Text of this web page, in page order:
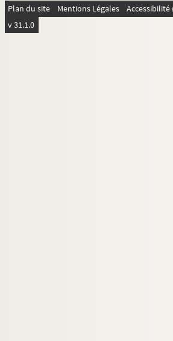
Plan du site Mentions Légales
v 31.1.0